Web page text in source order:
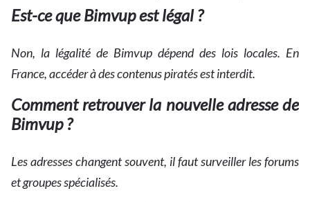
Est-ce que Bimvup est légal ?
Non, la légalité de Bimvup dépend des lois locales. En
France, accéder à des contenus piratés est interdit.
Comment retrouver la nouvelle adresse de
Bimvup ?
Les adresses changent souvent, il faut surveiller les forums
et groupes spécialisés.